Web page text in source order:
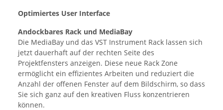
Optimiertes User Interface
Andockbares Rack und MediaBay
Die MediaBay und das VST Instrument Rack lassen sich
jetzt dauerhaft auf der rechten Seite des
Projektfensters anzeigen. Diese neue Rack Zone
ermöglicht ein effizientes Arbeiten und reduziert die
Anzahl der offenen Fenster auf dem Bildschirm, so dass
Sie sich ganz auf den kreativen Fluss konzentrieren
können.